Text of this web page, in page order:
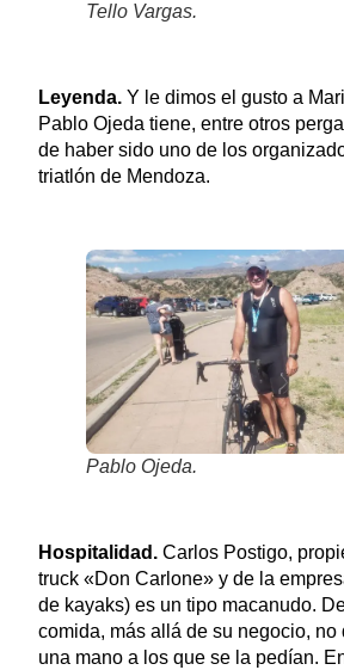
Tello Vargas.
Leyenda.Y le dimos el gusto a
Pablo Ojeda tiene, entre otros
de haber sido uno de los
triatlón de Mendoza.
Pablo Ojeda.
Hospitalidad. Carlos Postigo,
truck «Don Carlone» y de la
de kayaks) es un tipo macanudo.
comida, más allá de su negocio, no
una mano a los que se la pedían.